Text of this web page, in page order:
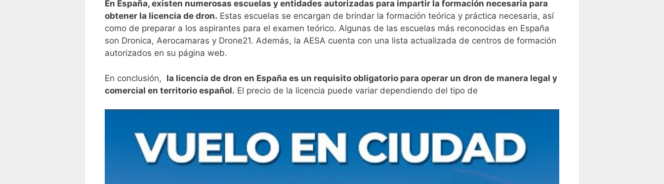
En España, existen numerosas escuelas y entidades autorizadas para impartir la formación necesaria para
obtener la ​licencia de dron. Estas escuelas se encargan de‍ brindar la formación teórica y práctica necesaria,⁤ así
como de preparar a los aspirantes para ⁤el examen teórico. Algunas de las escuelas ‍más reconocidas en España
son Dronica, Aerocamaras y Drone21. Además, la AESA cuenta con una lista actualizada ⁤de centros de⁣ formación
autorizados en su página web.
En conclusión, ⁣ la licencia de dron en España es un requisito obligatorio para⁤ operar un dron⁣ de‌ manera legal y
comercial en territorio español. ⁤El precio de la licencia puede variar dependiendo del tipo de